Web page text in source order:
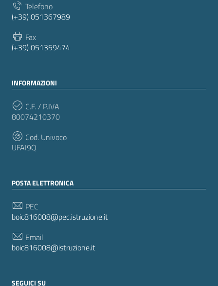
Telefono
(+39) 051367989
Fax
(+39) 051359474
INFORMAZIONI
C.F. / P.IVA
80074210370
Cod. Univoco
UFAI9Q
POSTA ELETTRONICA
PEC
boic816008@pec.istruzione.it
Email
boic816008@istruzione.it
SEGUICI SU